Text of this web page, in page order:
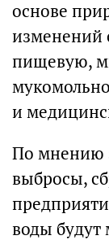
основе
изменений
пищевую,
и
По мнению
выбросы,
воды